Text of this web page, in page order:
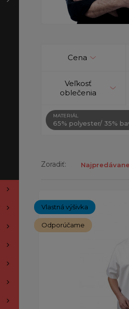
Cena
Veľkosť
oblečenia
MATERIÁL
65% polyester/ 35%
Zoradiť:
Vlastná výšivka
Odporúčame